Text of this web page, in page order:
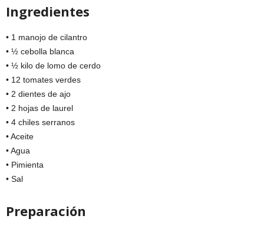
Ingredientes
• 1 manojo de cilantro
• ½ cebolla blanca
• ½ kilo de lomo de cerdo
• 12 tomates verdes
• 2 dientes de ajo
• 2 hojas de laurel
• 4 chiles serranos
• Aceite
• Agua
• Pimienta
• Sal
Preparación